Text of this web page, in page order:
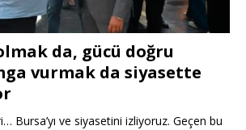
da, gücü doğru
vurmak da siyasette
Bursa’yı ve siyasetini izliyoruz. Geçen bu